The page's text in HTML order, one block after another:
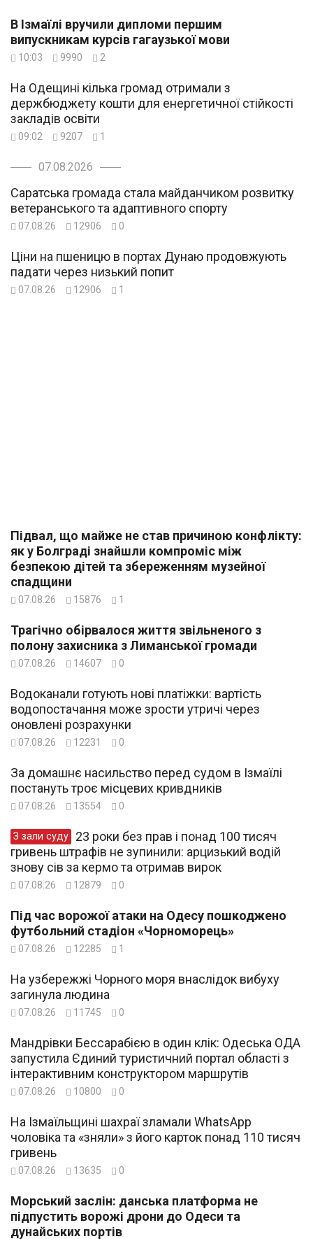
В Ізмаїлі вручили дипломи першим
випускникам курсів гагаузької мови
10:03 9990 2
На Одещині кілька громад отримали з
держбюджету кошти для енергетичної стійкості
закладів освіти
09:02 9207 1
07.08.2026
Саратська громада стала майданчиком розвитку
ветеранського та адаптивного спорту
07.08.26 12906 0
Ціни на пшеницю в портах Дунаю продовжують
падати через низький попит
07.08.26 12906 1
Підвал, що майже не став причиною конфлікту:
як у Болграді знайшли компроміс між
безпекою дітей та збереженням музейної
спадщини
07.08.26 15876 1
Трагічно обірвалося життя звільненого з
полону захисника з Лиманської громади
07.08.26 14607 0
Водоканали готують нові платіжки: вартість
водопостачання може зрости утричі через
оновлені розрахунки
07.08.26 12231 0
За домашнє насильство перед судом в Ізмаїлі
постануть троє місцевих кривдників
07.08.26 13554 0
З зали суду
гривень штрафів не зупинили: арцизький водій
знову сів за кермо та отримав вирок
07.08.26 12879 0
Під час ворожої атаки на Одесу пошкоджено
футбольний стадіон «Чорноморець»
07.08.26 12285 1
На узбережжі Чорного моря внаслідок вибуху
загинула людина
07.08.26 11745 0
Мандрівки Бессарабією в один клік: Одеська ОДА
запустила Єдиний туристичний портал області з
інтерактивним конструктором маршрутів
07.08.26 10800 0
На Ізмаїльщині шахраї зламали WhatsApp
чоловіка та «зняли» з його карток понад 110 тисяч
гривень
07.08.26 13635 0
Морський заслін: данська платформа не
підпустить ворожі дрони до Одеси та
дунайських портів